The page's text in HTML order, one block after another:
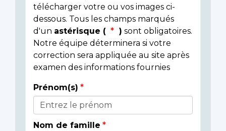
télécharger votre ou vos images ci-
dessous. Tous les champs marqués
d'un astérisque ( ) sont obligatoires.
Notre équipe déterminera si votre
correction sera appliquée au site après
examen des informations fournies
Donor
Details
Prénom(s)
Nom de famille